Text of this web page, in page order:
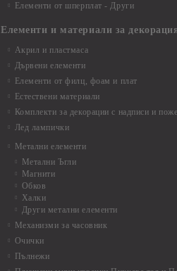
Елементи от шперплат - Други
Елементи и материали за
Акрил и пластмаса
Дървени елементи
Елементи от филц, фоам и плат
Естествени материали
Комплекти за декорации с надписи и
Лед лампички
Метални елементи
Метални Ъгли
Магнити
Обков
Халки
Други метални елементи
Механизми за часовник
Очички
Пълнежи